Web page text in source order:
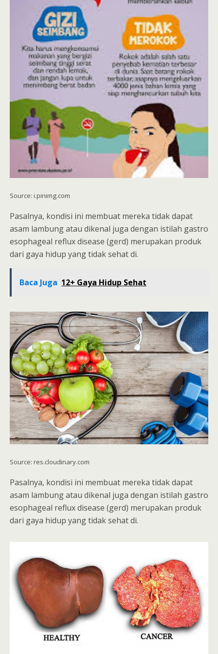
Source: i.pinimg.com
Pasalnya, kondisi ini membuat mereka tidak dapat
asam lambung atau dikenal juga dengan istilah gastro
esophageal reflux disease (gerd) merupakan produk
dari gaya hidup yang tidak sehat di.
Baca Juga 12+ Gaya Hidup Sehat
Source: res.cloudinary.com
Pasalnya, kondisi ini membuat mereka tidak dapat
asam lambung atau dikenal juga dengan istilah gastro
esophageal reflux disease (gerd) merupakan produk
dari gaya hidup yang tidak sehat di.